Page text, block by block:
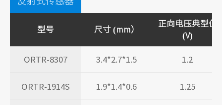
型号 尺寸 (mm）
正向电压典型值
(V)
ORTR-8307 3.4*2.7*1.5 1.2
ORTR-1914S 1.9*1.4*0.6 1.25